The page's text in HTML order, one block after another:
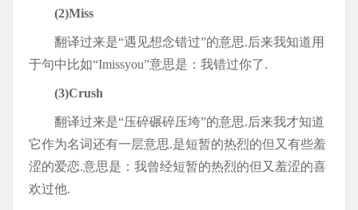
(2)Miss
翻译过来是“遇见想念错过”的意思.后来我知道用
于句中比如“Imissyou”意思是：我错过你了.
(3)Crush
翻译过来是“压碎碾碎压垮”的意思.后来我才知道
它作为名词还有一层意思.是短暂的热烈的但又有些羞
涩的爱恋.意思是：我曾经短暂的热烈的但又羞涩的喜
欢过他.